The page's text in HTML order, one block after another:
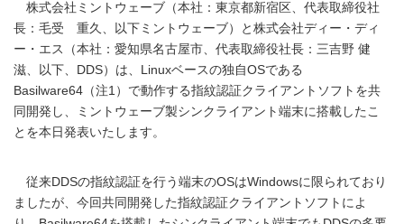
株式会社ミントウェーブ（本社：東京都新宿区、代表取締役社
長：毛受 重久、以下ミントウェーブ）と株式会社ディー・ディ
ー・エス（本社：愛知県名古屋市、代表取締役社長：三吉野 健
滋、以下、DDS）は、Linuxベースの独自OSである
Basilware64（注1）で動作する指紋認証クライアントソフトを共
同開発し、ミントウェーブ製シンクライアント端末に搭載したこ
とを本日発表いたします。
従来DDSの指紋認証を行う端末のOSはWindowsに限られており
ましたが、今回共同開発した指紋認証クライアントソフトによ